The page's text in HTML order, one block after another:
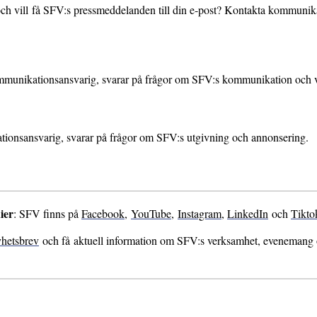
vill få SFV:s pressmeddelanden till din e-post? Kontakta
svarar på frågor om SFV:s kommunikation och
svarar på frågor om SFV:s utgivning och annonsering.
: SFV finns på Facebook, YouTube, Instagram, LinkedIn och
och få aktuell information om SFV:s verksamhet,